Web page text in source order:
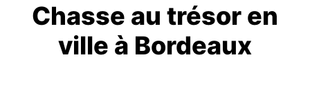
Chasse au trésor en
ville à Bordeaux